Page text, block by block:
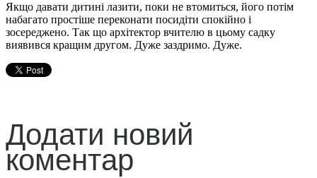
Якщо давати дитині лазити, поки не втомиться, його потім
набагато простіше переконати посидіти спокійно і
зосереджено. Так що архітектор вчителю в цьому садку
виявився кращим другом. Дуже заздримо. Дуже.
Додати новий
коментар